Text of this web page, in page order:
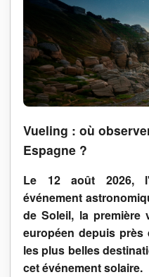
Vueling : où
Espagne ?
Le 12 août 2026,
événement
de Soleil, la première
européen depuis près
les plus belles
cet événement solaire.